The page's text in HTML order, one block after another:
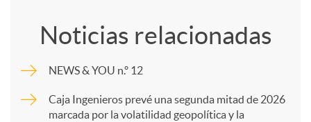
m
p
Noticias relacionadas
NEWS & YOU n.º 12
Caja Ingenieros prevé una segunda mitad de 2026
marcada por la volatilidad geopolítica y la